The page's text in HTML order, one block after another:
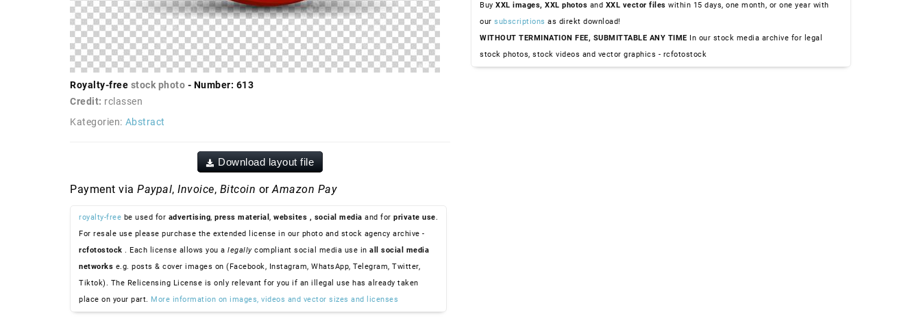
Royalty-free stock photo - Number: 613
Credit: rclassen
Kategorien: Abstract
Download layout file
Payment via Paypal, Invoice, Bitcoin or Amazon Pay
royalty-free be used for advertising, press material , websites , social media and for private use.
For resale use please purchase the extended license in our photo and stock agency archive -
rcfotostock . Each license allows you a legallycompliant social media use in all social media
networks e.g. posts & cover images on (Facebook, Instagram, WhatsApp, Telegram, Twitter,
Tiktok). The Relicensing License is only relevant for you if an illegal use has already taken
place on your part. More information on images, videos and vector sizes and licenses
Buy XXL images, XXL photos and XXL vector files within 15 days, one month, or one year with
our subscriptions as direkt download!
WITHOUT TERMINATION FEE, SUBMITTABLE ANY TIME In our stock media archive for legal
stock photos, stock videos and vector graphics - rcfotostock